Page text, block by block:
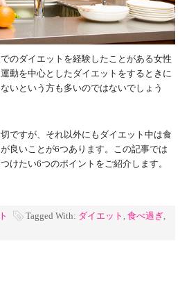
のダイエットを経験したことがある女性
動を中心としたダイエットをするときに
いという方も多いのではないでしょう
ですが、それ以外にもダイエット中は食
良いことが6つあります。この記事では
けたい6つのポイントをご紹介します。
Tagged With: ダイエット , 食べ過ぎ,